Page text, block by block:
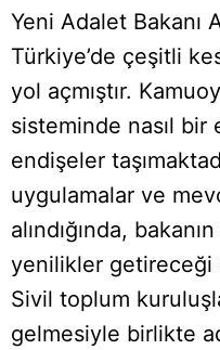
Yeni Adalet Bakanı
Türkiye’de çeşitli
yol açmıştır.
sisteminde nasıl bir
endişeler
uygulamalar ve
alındığında,
yenilikler getireceği
Sivil toplum
gelmesiyle birlikte